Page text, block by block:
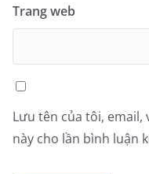
Trang web
Lưu tên của tôi,
này cho lần bình luận